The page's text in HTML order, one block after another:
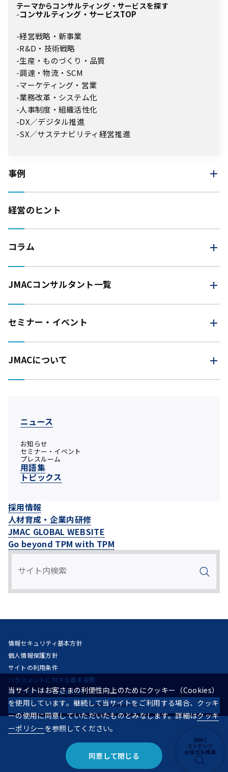
JMAC
コンテンツ
お役立ち検索
テーマからコンサルティング・サービスを探す
コンサルティング・サービスTOP
経営戦略・新事業
R&D・技術戦略
生産・ものづくり・品質
調達・物流・SCM
マーケティング・営業
業務改革・システム化
人事制度・組織活性化
DX／デジタル推進
SX／サステナビリティ経営推進
事例
経営のヒント
コラム
JMACコンサルタント一覧
セミナー・イベント
JMACについて
ニュース
お知らせ
セミナー・イベント
プレスルーム
用語集
トピックス
採用情報
人材育成・企業内研修
JMAC GLOBAL WEBSITE
Go beyond TPM with TPM
情報セキュリティ基本方針
個人情報保護方針
サイトの利用条件
ハラスメントに対する基本姿勢
コンプライアンス基本方針
©JMA Consultants Inc.
当サイトはお客さまの利便性向上のためにクッキー（Cookies）
を使用しています。継続して当サイトをご利用する場合、クッキ
ーの使用に同意していただいたものとみなします。詳細はクッキ
ーポリシーを参照してください。
同意して閉じる